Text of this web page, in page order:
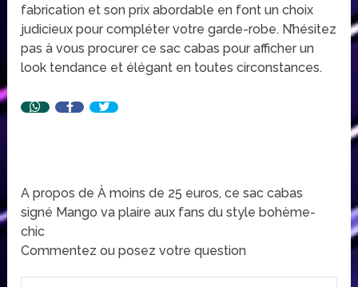
fabrication et son prix abordable en font un choix
judicieux pour compléter votre garde-robe. N’hésitez
pas à vous procurer ce sac cabas pour afficher un
look tendance et élégant en toutes circonstances.
A propos de À moins de 25 euros, ce sac cabas
signé Mango va plaire aux fans du style bohème-
chic
Commentez ou posez votre question